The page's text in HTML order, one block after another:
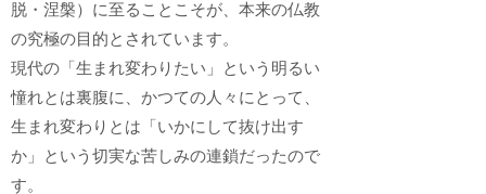
脱・涅槃）に至ることこそが、本来の仏教
の究極の目的とされています。
現代の「生まれ変わりたい」という明るい
憧れとは裏腹に、かつての人々にとって、
生まれ変わりとは「いかにして抜け出す
か」という切実な苦しみの連鎖だったので
す。